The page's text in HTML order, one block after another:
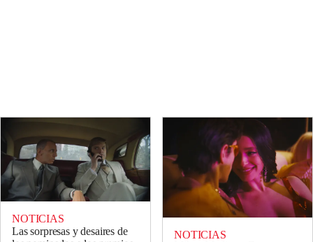
NOTICIAS
Las sorpresas y desaires de
NOTICIAS